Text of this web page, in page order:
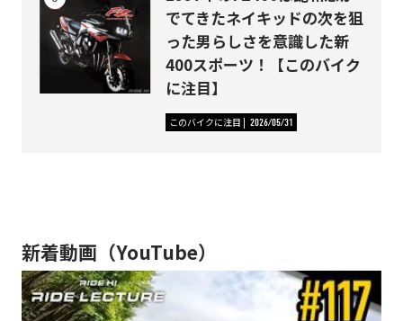
でてきたネイキッドの次を狙
った男らしさを意識した新
400スポーツ！【このバイク
に注目】
このバイクに注目 2026/05/31
新着動画（YouTube）